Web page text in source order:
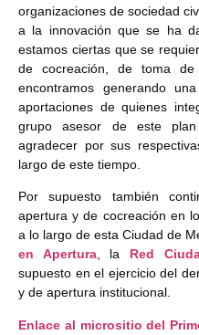
organizaciones de sociedad
a la innovación que se ha
estamos ciertas que se
de cocreación, de toma de
encontramos generando
aportaciones de quienes
grupo asesor de este
agradecer por sus
largo de este tiempo.
Por supuesto también
apertura y de cocreación en
a lo largo de esta Ciudad de
en Apertura, la Red
supuesto en el ejercicio del
y de apertura institucional.
Enlace al micrositio del